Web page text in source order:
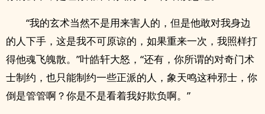
“我的玄术当然不是用来害人的，但是他敢对我身边
的人下手，这是我不可原谅的，如果重来一次，我照样打
得他魂飞魄散。”叶皓轩大怒，“还有，你所谓的对奇门术
士制约，也只能制约一些正派的人，象天鸣这种邪士，你
倒是管管啊？你是不是看着我好欺负啊。”